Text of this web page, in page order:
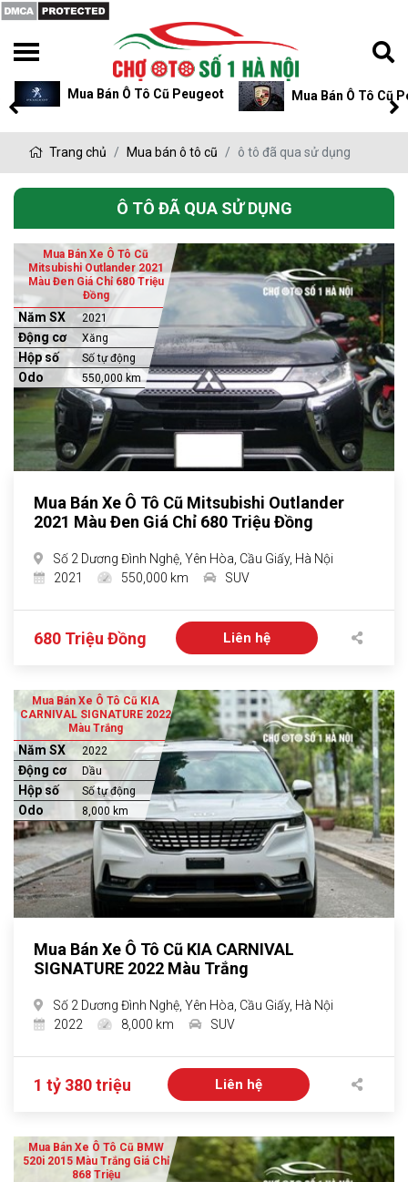
Mua Bán Ô Tô Cũ Peugeot Mua Bán Ô Tô Cũ
Trang chủ Mua bán ô tô cũ ô tô đã qua sử dụng
Ô TÔ ĐÃ QUA SỬ DỤNG
Mua Bán Xe Ô Tô Cũ
Mitsubishi Outlander 2021
Màu Đen Giá Chỉ 680 Triệu
Đồng
Năm SX 2021
Động cơ Xăng
Hộp số Số tự động
Odo 550,000 km
Mua Bán Xe Ô Tô Cũ Mitsubishi Outlander
2021 Màu Đen Giá Chỉ 680 Triệu Đồng
Số 2 Dương Đình Nghệ, Yên Hòa, Cầu Giấy, Hà Nội
2021
550,000 km SUV
680 Triệu Đồng Liên hệ
Mua Bán Xe Ô Tô Cũ KIA
CARNIVAL SIGNATURE 2022
Màu Trắng
Năm SX 2022
Động cơ Dầu
Hộp số Số tự động
Odo 8,000 km
Mua Bán Xe Ô Tô Cũ KIA CARNIVAL
SIGNATURE 2022 Màu Trắng
Số 2 Dương Đình Nghệ, Yên Hòa, Cầu Giấy, Hà Nội
2022
8,000 km SUV
1 tỷ 380 triệu Liên hệ
Mua Bán Xe Ô Tô Cũ BMW
520i 2015 Màu Trắng Giá Chỉ
868 Triệu